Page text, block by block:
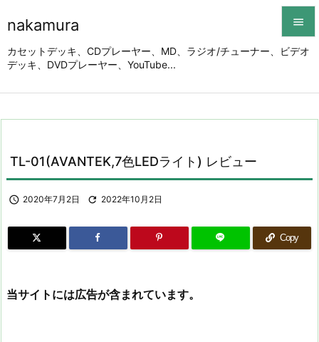
nakamura
カセットデッキ、CDプレーヤー、MD、ラジオ/チューナー、ビデオ
デッキ、DVDプレーヤー、YouTube...



TL-01(AVANTEK,7色LEDライト) レビュー
 2020年7月2日  2022年10月2日
Copy
当サイトには広告が含まれています。